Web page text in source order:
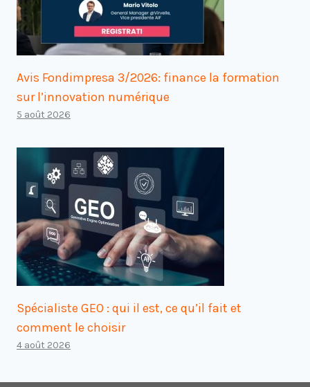
Avis Fondimpresa 3/2026: finance la formation
sur l’innovation numérique
5 août 2026
Spécialiste GEO : qui il est, ce qu’il fait et
comment le choisir
4 août 2026